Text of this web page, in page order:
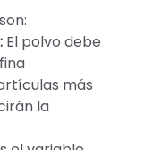
El polvo debe
más
la